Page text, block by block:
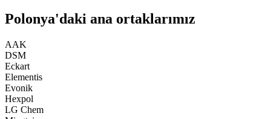
Polonya'daki ana ortaklarımız
AAK
DSM
Eckart
Elementis
Evonik
Hexpol
LG Chem